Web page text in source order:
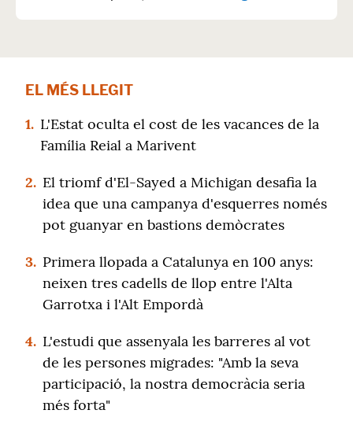
EL MÉS LLEGIT
1. L'Estat oculta el cost de les vacances de la
Família Reial a Marivent
2. El triomf d'El-Sayed a Michigan desafia la
idea que una campanya d'esquerres només
pot guanyar en bastions demòcrates
3. Primera llopada a Catalunya en 100 anys:
neixen tres cadells de llop entre l'Alta
Garrotxa i l'Alt Empordà
4. L'estudi que assenyala les barreres al vot
de les persones migrades: "Amb la seva
participació, la nostra democràcia seria
més forta"